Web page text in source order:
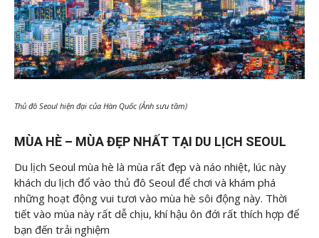
Thủ đô Seoul hiện đại của Hàn Quốc (Ảnh sưu tầm)
MÙA HÈ – MÙA ĐẸP NHẤT TẠI DU LỊCH SEOUL
Du lịch Seoul mùa hè là mùa rất đẹp và náo nhiệt, lúc này
khách du lịch đổ vào thủ đô Seoul để chơi và khám phá
những hoạt động vui tươi vào mùa hè sôi động này. Thời
tiết vào mùa này rất dễ chịu, khí hậu ôn đới rất thích hợp để
bạn đến trải nghiệm